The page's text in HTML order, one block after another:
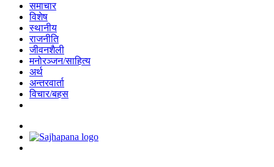
समाचार
विशेष
स्थानीय
राजनीति
जीवनशैली
मनोरञ्जन/साहित्य
अर्थ
अन्तरवार्ता
विचार/बहस